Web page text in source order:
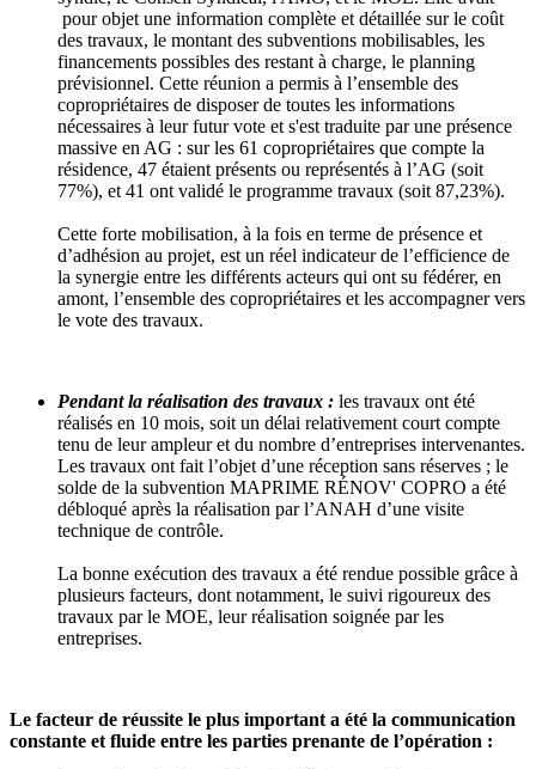
pour objet une information complète et détaillée sur le coût
des travaux, le montant des subventions mobilisables, les
financements possibles des restant à charge, le planning
prévisionnel. Cette réunion a permis à l’ensemble des
copropriétaires de disposer de toutes les informations
nécessaires à leur futur vote et s'est traduite par une présence
massive en AG : sur les 61 copropriétaires que compte la
résidence, 47 étaient présents ou représentés à l’AG (soit
77%), et 41 ont validé le programme travaux (soit 87,23%).
Cette forte mobilisation, à la fois en terme de présence et
d’adhésion au projet, est un réel indicateur de l’efficience de
la synergie entre les différents acteurs qui ont su fédérer, en
amont, l’ensemble des copropriétaires et les accompagner vers
le vote des travaux.
Pendant la réalisation des travaux : les travaux ont été
réalisés en 10 mois, soit un délai relativement court compte
tenu de leur ampleur et du nombre d’entreprises intervenantes.
Les travaux ont fait l’objet d’une réception sans réserves ; le
solde de la subvention MAPRIME RÉNOV' COPRO a été
débloqué après la réalisation par l’ANAH d’une visite
technique de contrôle.
La bonne exécution des travaux a été rendue possible grâce à
plusieurs facteurs, dont notamment, le suivi rigoureux des
travaux par le MOE, leur réalisation soignée par les
entreprises.
Le facteur de réussite le plus important a été la communication
constante et fluide entre les parties prenante de l’opération :